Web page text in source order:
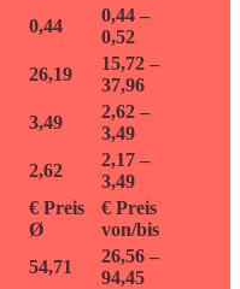
0,44
0,44 –
0,52
26,19
15,72 –
37,96
3,49
2,62 –
3,49
2,62
2,17 –
3,49
€ Preis
Ø
€ Preis
von/bis
54,71
26,56 –
94,45